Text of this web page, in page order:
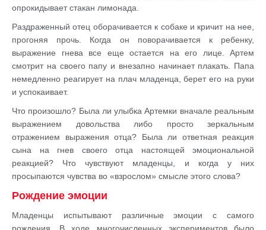
опрокидывает стакан лимонада.
Раздраженный отец оборачивается к собаке и кричит на нее,
прогоняя прочь. Когда он поворачивается к ребенку,
выражение гнева все еще остается на его лице. Артем
смотрит на своего папу и внезапно начинает плакать. Папа
немедленно реагирует на плач младенца, берет его на руки
и успокаивает.
Что произошло? Была ли улыбка Артемки вначале реальным
выражением довольства либо просто зеркальным
отражением выражения отца? Была ли ответная реакция
сына на гнев своего отца настоящей эмоциональной
реакцией? Что чувствуют младенцы, и когда у них
просыпаются чувства во «взрослом» смысле этого слова?
Рождение эмоции
Младенцы испытывают различные эмоции с самого